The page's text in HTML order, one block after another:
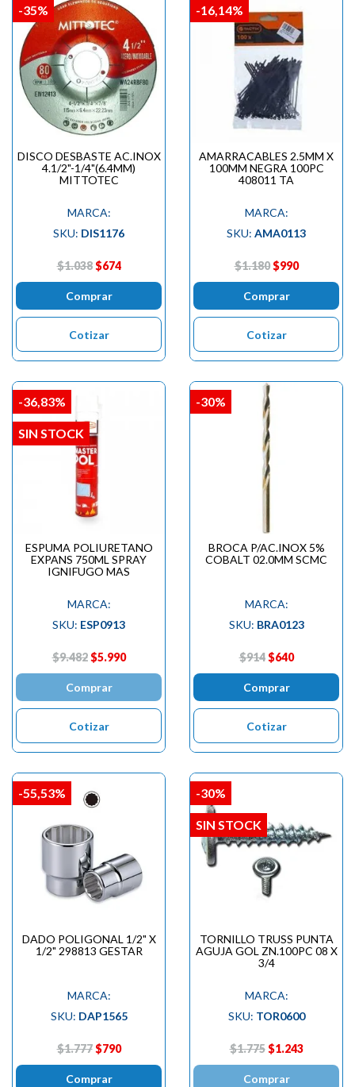
DISCO DESBASTE AC.INOX
4.1/2"-1/4"(6.4MM)
MITTOTEC
MARCA:
SKU: DIS1176
$1.038 $674
Comprar
Cotizar
-35%
AMARRACABLES 2.5MM X
100MM NEGRA 100PC
408011 TA
MARCA:
SKU: AMA0113
$1.180 $990
Comprar
Cotizar
-16,14%
ESPUMA POLIURETANO
EXPANS 750ML SPRAY
IGNIFUGO MAS
MARCA:
SKU: ESP0913
$9.482 $5.990
Comprar
Cotizar
-36,83%
SIN STOCK
BROCA P/AC.INOX 5%
COBALT 02.0MM SCMC
MARCA:
SKU: BRA0123
$914 $640
Comprar
Cotizar
-30%
DADO POLIGONAL 1/2" X
1/2" 298813 GESTAR
MARCA:
SKU: DAP1565
$1.777 $790
Comprar
-55,53%
TORNILLO TRUSS PUNTA
AGUJA GOL ZN.100PC 08 X
3/4
MARCA:
SKU: TOR0600
$1.775 $1.243
Comprar
-30%
SIN STOCK